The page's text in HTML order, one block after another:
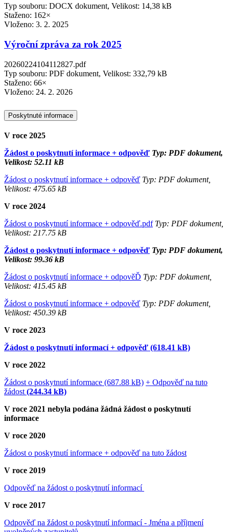
Typ souboru: DOCX dokument, Velikost: 14,38 kB
Staženo: 162×
Vloženo: 3. 2. 2025
Výroční zpráva za rok 2025
20260224104112827.pdf
Typ souboru: PDF dokument, Velikost: 332,79 kB
Staženo: 66×
Vloženo: 24. 2. 2026
Poskytnuté informace
V roce 2025
Žádost o poskytnutí informace + odpověď Typ: PDF dokument,
Velikost: 52.11 kB
Žádost o poskytnutí informace + odpověď Typ: PDF dokument,
Velikost: 475.65 kB
V roce 2024
Žádost o poskytnutí informace + odpověď.pdfTyp: PDF dokument,
Velikost: 217.75 kB
Žádost o poskytnutí informace + odpověď Typ: PDF dokument,
Velikost: 99.36 kB
Žádost o poskytnutí informace + odpověĎ Typ: PDF dokument,
Velikost: 415.45 kB
Žádost o poskytnutí informace + odpověď Typ: PDF dokument,
Velikost: 450.39 kB
V roce 2023
Žádost o poskytnutí informací + odpověď (618.41 kB)
V roce 2022
Žádost o poskytnutí informace (687.88 kB) + Odpověď na tuto
žádost (244.34 kB)
V roce 2021 nebyla podána žádná žádost o poskytnutí
informace
V roce 2020
Žádost o poskytnutí informace + odpověď na tuto žádost
V roce 2019
Odpověď na žádost o poskytnutí informací
V roce 2017
Odpověď na žádost o poskytnutí informací - Jména a příjmení